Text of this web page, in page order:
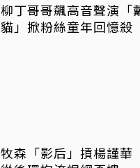
柳丁哥哥飆高音聲演「
貓」掀粉絲童年回憶殺
牧森「影后」摃楊謹華